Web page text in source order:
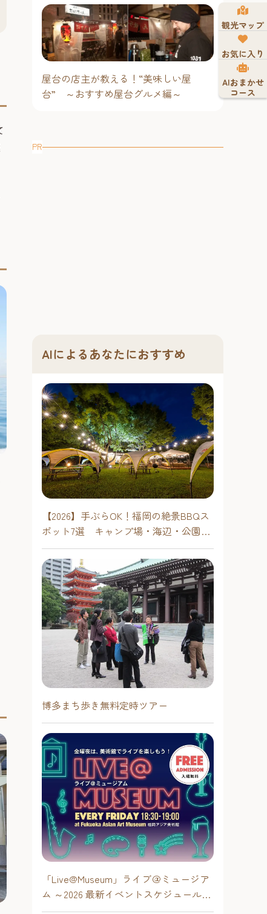
屋台の店主が教える！“美味しい屋
台” ～おすすめ屋台グルメ編～
PR
AIによるあなたにおすすめ
【2026】手ぶらOK！福岡の絶景BBQス
ポット7選 キャンプ場・海辺・公園で
手軽に楽しむ
博多まち歩き無料定時ツアー
「Live@Museum」ライブ＠ミュージア
ム ～2026 最新イベントスケジュール！
【福岡アジア美術館】
観光マップ
お気に入り
AIおまかせ
コース